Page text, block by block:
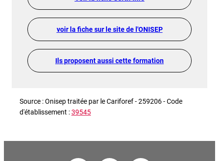
voir la fiche sur le site de l'ONISEP
Ils proposent aussi cette formation
Source : Onisep traitée par le Cariforef - 259206 - Code
d'établissement :39545